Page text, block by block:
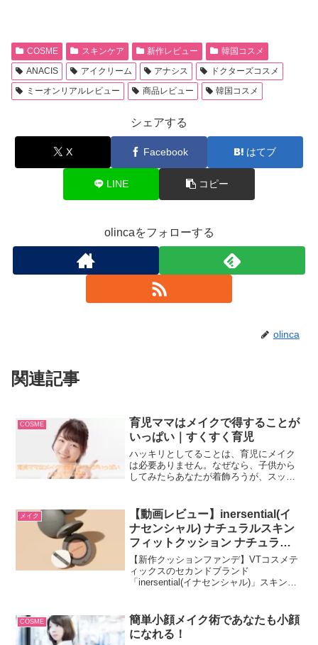
COSME スキンケア 新作レビュー
韓国コスメ
ANACIS
アイクリーム アナシス
ドクターズコスメ
ミーオンリアルレビュー
商品レビュー 韓国コスメ
シェアする
X Facebook はてブ
LINE コピー
olincaをフォローする
olinca
関連記事
COSME
育児ママはメイクで得することが
いっぱい｜すくすく育児
ハッキリとしてることは、育児にメイク
は必要ありません。なぜなら、子供から
してみたらあなたが着飾ろうが、スッピ
がどんな姿であろうと、自分のママであ
るあなたを愛するでしょう。
メイク
【動画レビュー】inersential(イ
ナセンシャル) ナチュラルスキン
フィットクッション ナチュラル
グロウエッセンス 【試してみ
た】
【新作クッションファンデ】VTコスメテ
ィックスのセカンドブランド
「inersential(イナセンシャル)」スキンケ
介します。
COSME
簡単小顔メイク術であなたも小顔
になれる！